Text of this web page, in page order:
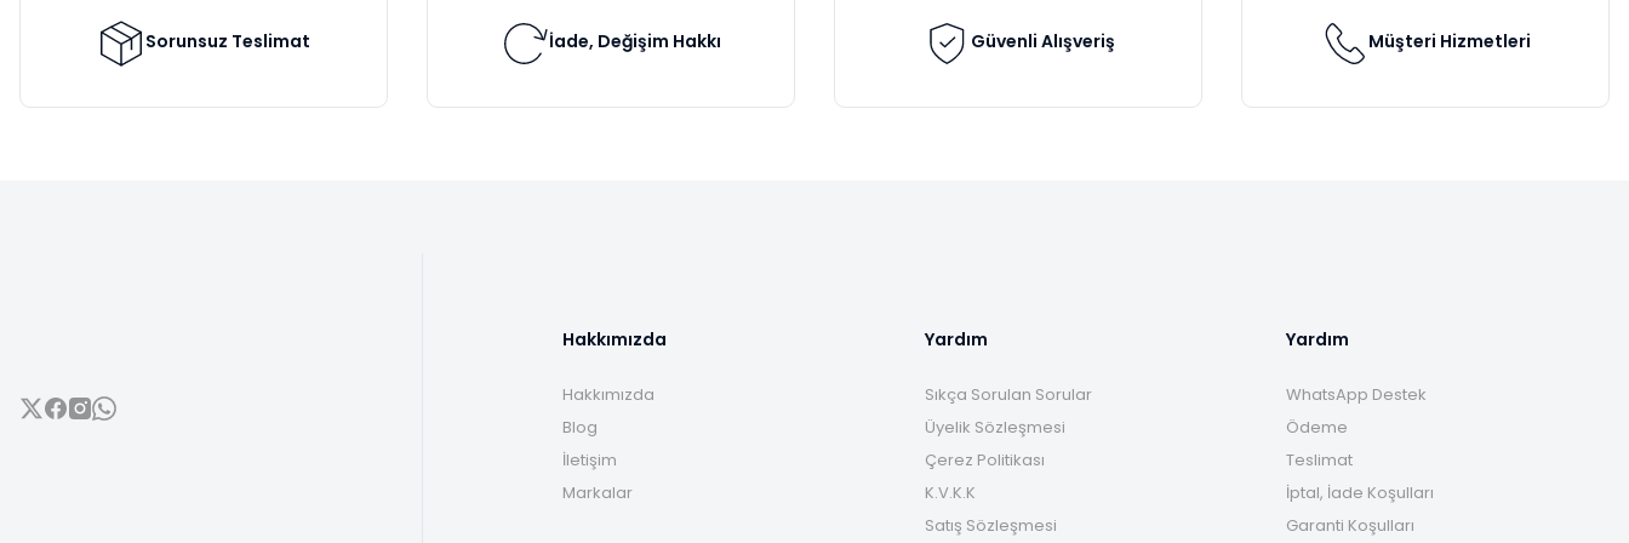
Bu ürüne benzer farklı alternatifler olmalı.
Sorunsuz Teslimat İade, Değişim Hakkı Güvenli Alışveriş Müşteri Hizmetleri
Hakkımızda
Hakkımızda
Blog
İletişim
Markalar
Yardım
Sıkça Sorulan Sorular
Üyelik Sözleşmesi
Çerez Politikası
K.V.K.K
Satış Sözleşmesi
Yardım
WhatsApp Destek
Ödeme
Teslimat
İptal, İade Koşulları
Garanti Koşulları